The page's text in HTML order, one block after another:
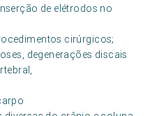
de elétrodos no
cirúrgicos;
degenerações discais